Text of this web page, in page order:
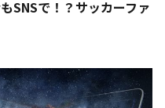
SNSで！？サッカーファ